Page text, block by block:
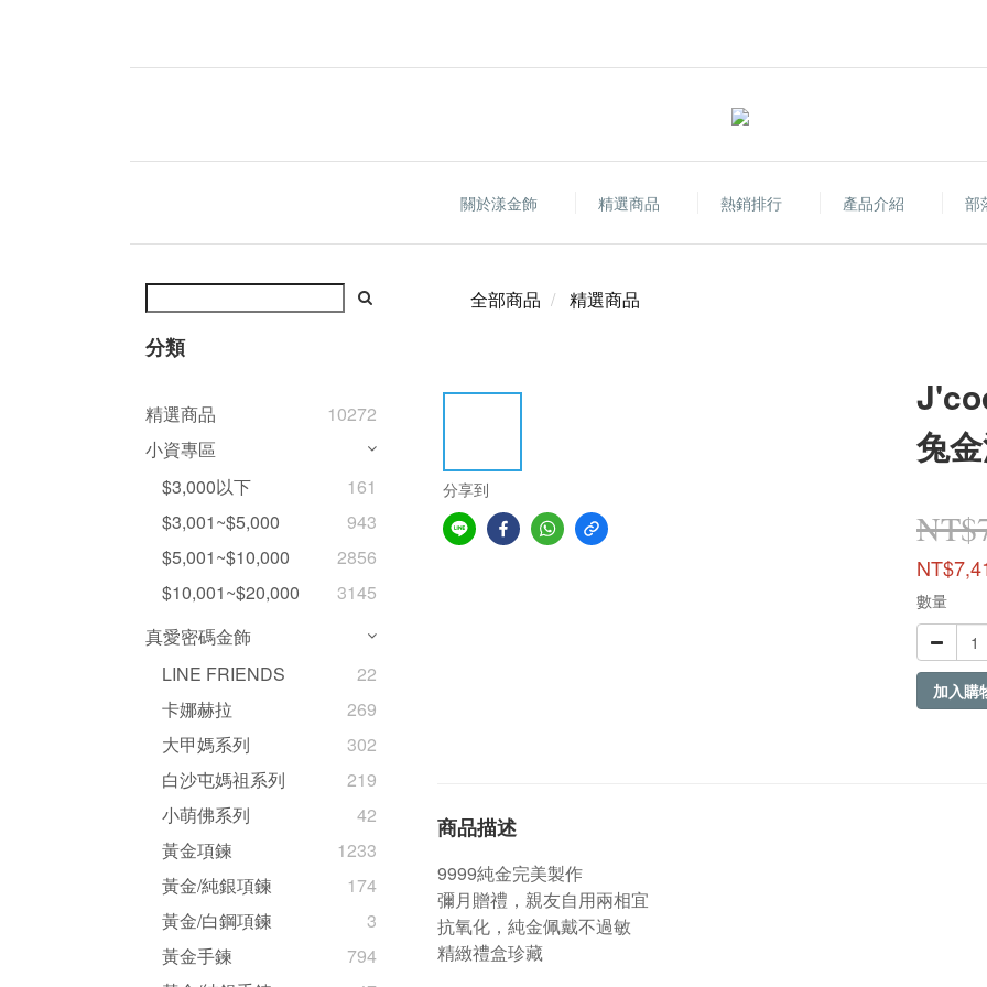
關於漾金飾 精選商品 熱銷排行 產品介紹 部
分類
精選商品
10272
小資專區
$3,000以下
161
$3,001~$5,000
943
$5,001~$10,000
2856
$10,001~$20,000
3145
真愛密碼金飾
LINE FRIENDS
22
卡娜赫拉
269
大甲媽系列
302
白沙屯媽祖系列
219
小萌佛系列
42
黃金項鍊
1233
黃金/純銀項鍊
174
黃金/白鋼項鍊
3
黃金手鍊
794
全部商品 精選商品
分享到
兔
數量
加入購
商品描述
9999純金完美製作
彌月贈禮，親友自用兩相宜
抗氧化，純金佩戴不過敏
精緻禮盒珍藏